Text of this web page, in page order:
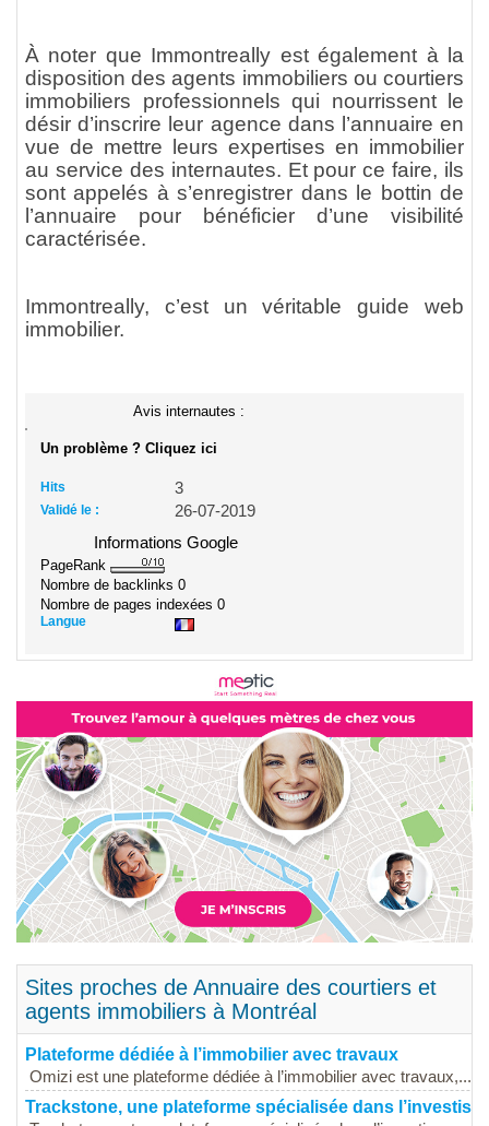
À noter que Immontreally est également à la
disposition des agents immobiliers ou courtiers
immobiliers professionnels qui nourrissent le
désir d’inscrire leur agence dans l’annuaire en
vue de mettre leurs expertises en immobilier
au service des internautes. Et pour ce faire, ils
sont appelés à s’enregistrer dans le bottin de
l’annuaire pour bénéficier d’une visibilité
caractérisée.
Immontreally, c’est un véritable guide web
immobilier.
Avis internautes :
Un problème ? Cliquez ici
Hits 3
Validé le :
26-07-2019
Informations Google
PageRank
Nombre de backlinks 0
Nombre de pages indexées 0
Langue
Sites proches de Annuaire des courtiers et
agents immobiliers à Montréal
Plateforme dédiée à l’immobilier avec travaux
Omizi est une plateforme dédiée à l’immobilier avec travaux,...
Trackstone, une plateforme spécialisée dans